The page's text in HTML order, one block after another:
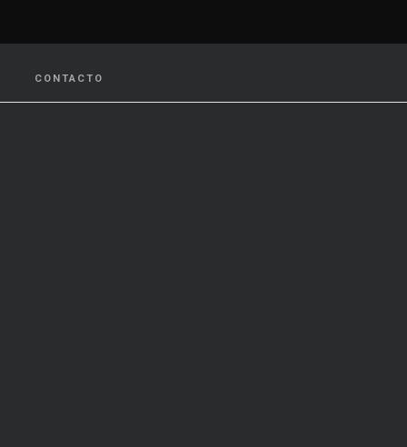
CONTACTO